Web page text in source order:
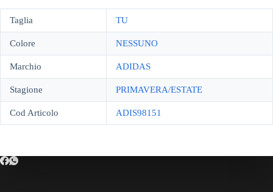
Taglia TU
Colore NESSUNO
Marchio ADIDAS
Stagione PRIMAVERA/ESTATE
Cod Articolo ADIS98151